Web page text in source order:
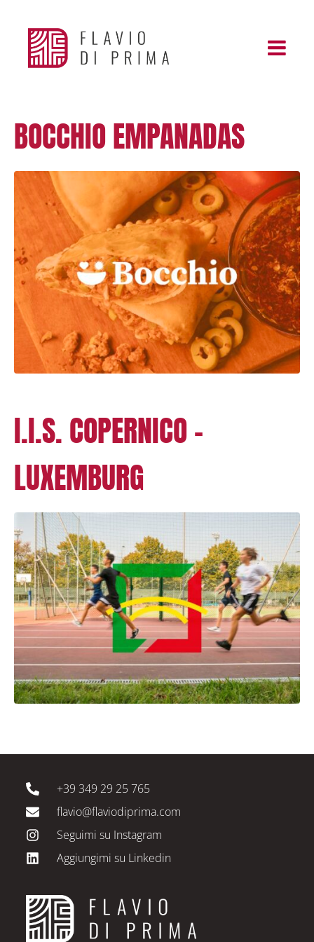
BOCCHIO EMPANADAS
I.I.S. COPERNICO –
LUXEMBURG
+39 349 29 25 765
flavio@flaviodiprima.com
Seguimi su Instagram
Aggiungimi su Linkedin